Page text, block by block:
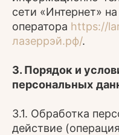
сети «Интернет»
оператора https://
лазеррэй.рф/.
3. Порядок и
персональных
3.1. Обработка
действие